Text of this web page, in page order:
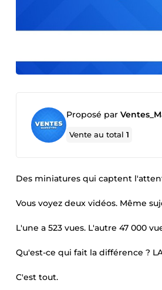
Proposé par
Vente au total1
Des miniatures qui captent
Vous voyez deux vidéos. Même
L'une a 523 vues. L'autre 47 000
Qu'est-ce qui fait la différence ? LA
C'est tout.